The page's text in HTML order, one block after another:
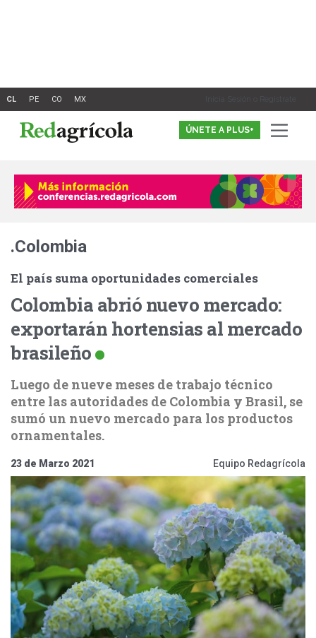
Inicia Sesión o Registrate
ÚNETE A PLUS+
.Colombia
El país suma oportunidades comerciales
Colombia abrió nuevo mercado:
exportarán hortensias al mercado
brasileño
Luego de nueve meses de trabajo técnico
entre las autoridades de Colombia y Brasil, se
sumó un nuevo mercado para los productos
ornamentales.
23 de Marzo 2021 Equipo Redagrícola